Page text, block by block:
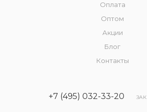
Оплата
Оптом
Акции
Блог
Контакты
+7 (495) 032-33-20